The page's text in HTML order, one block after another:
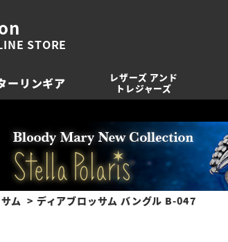
STORE
ーリンギア
レザーズ アンド
トレジャーズ
ム ディアブロッサム バングル B-047